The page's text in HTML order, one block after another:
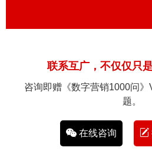
联系互广，不仅仅只
咨询即赠《数字营销1000问
题。
在线咨询